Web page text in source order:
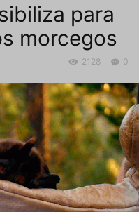
para
morcegos
0
2128